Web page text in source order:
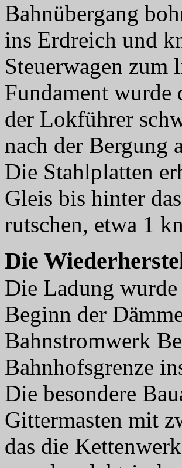
Bahnübergang
ins Erdreich und
Steuerwagen
Fundament wurde
der Lokführer
nach der Bergung
Die Stahlplatten
Gleis bis hinter
rutschen, etwa 1
Die
Die Ladung
Beginn der
Bahnstromwerk
Bahnhofsgrenze
Die besondere
Gittermasten mit
das die